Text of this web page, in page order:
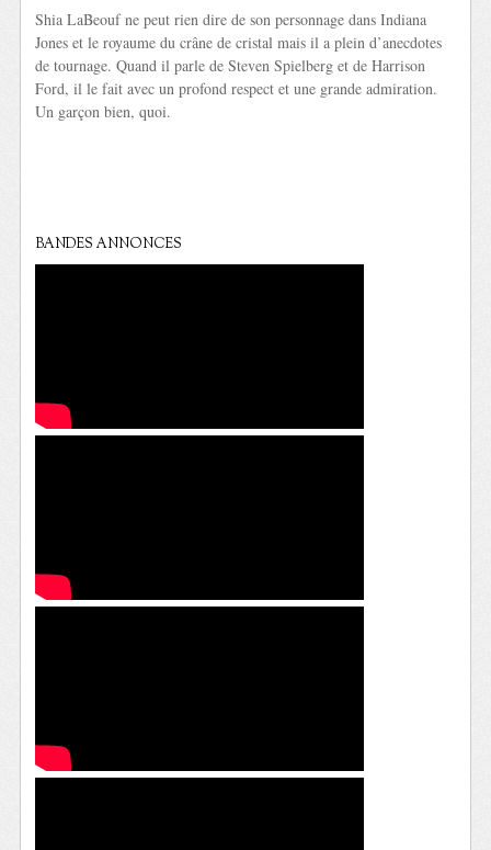
Shia LaBeouf ne peut rien dire de son personnage dans Indiana
Jones et le royaume du crâne de cristal mais il a plein d’anecdotes
de tournage. Quand il parle de Steven Spielberg et de Harrison
Ford, il le fait avec un profond respect et une grande admiration.
Un garçon bien, quoi.
BANDES ANNONCES